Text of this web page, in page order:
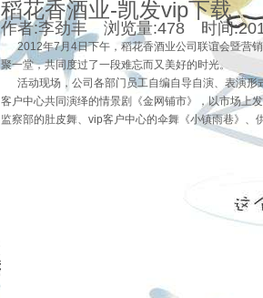
稻花香酒业-凯发vip下载
作者:李劲丰 浏览量:478 时间
2012年7月4日下午，稻花香酒业公司联谊会暨营销
聚一堂，共同度过了一段难忘而又美好的时光。
活动现场，公司各部门员工自编自导自演、表演形
客户中心共同演绎的情景剧《金网铺市》，以市场上
监察部的肚皮舞、vip客户中心的伞舞《小镇雨巷》、